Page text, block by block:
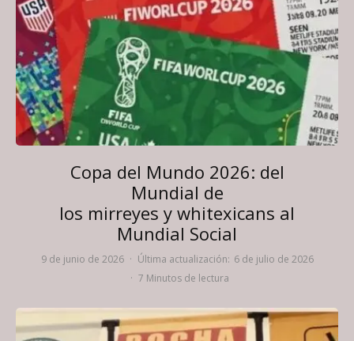
Copa del Mundo 2026: del
Mundial de
los mirreyes y whitexicans al
Mundial Social
9 de junio de 2026 · Última actualización: 6 de julio de 2026
· 7 Minutos de lectura